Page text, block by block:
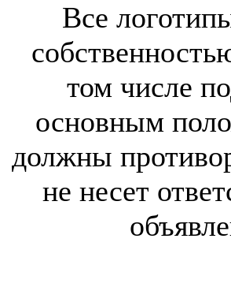
Все
том числе
основным
должны
не несет